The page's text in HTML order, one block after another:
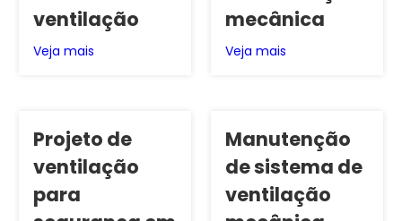
ventilação
Veja mais
mecânica
Veja mais
Projeto de
ventilação
para
Manutenção
de sistema de
ventilação